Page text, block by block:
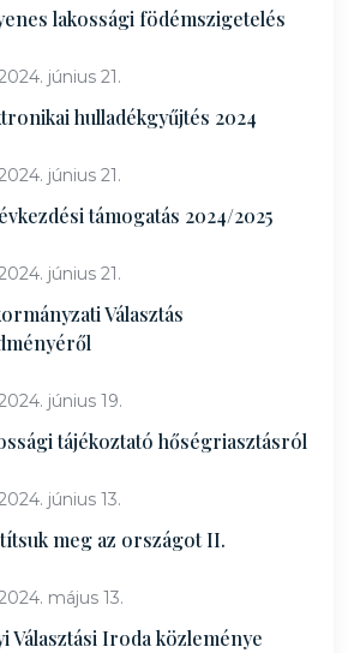
lakossági födémszigetelés
június 21.
hulladékgyűjtés 2024
június 21.
támogatás 2024/2025
június 21.
Választás
június 19.
tájékoztató hőségriasztásról
június 13.
meg az országot II.
május 13.
Választási Iroda közleménye